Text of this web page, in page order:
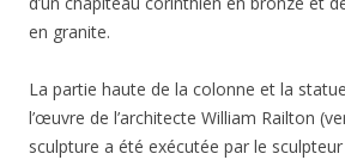
en granite.
La partie haute de la colonne et la
l’œuvre de l’architecte William Railton
sculpture a été exécutée par le